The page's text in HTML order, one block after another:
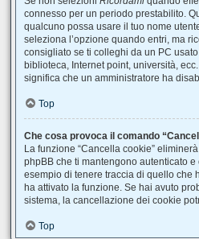
connesso per un periodo prestabilito.
qualcuno possa usare il tuo nome
seleziona l’opzione quando entri, ma
consigliato se ti colleghi da un PC
biblioteca, Internet point, università,
significa che un amministratore ha
Top
Che cosa provoca il comando
La funzione “Cancella cookie”
phpBB che ti mantengono autenticato
esempio di tenere traccia di quello che
ha attivato la funzione. Se hai avuto
sistema, la cancellazione dei cookie
Top